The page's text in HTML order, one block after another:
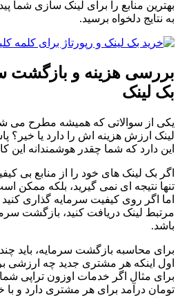
بهترین منابع را برای لینک سازی شما
به نتایج دلخواه برسید.
بررسی هزینه و بازگشت
بک لینک
یکی از سوالاتی که همیشه مطرح می
لینک ارزش هزینه اش را دارد یا خیر؟
این دارد که شما چقدر هوشمندانه این
اگر بک لینک های خود را از منابع بی
تنها نتیجه ای نمی گیرید، بلکه
اما اگر روی کیفیت سرمایه گذاری
مرتبط لینک دریافت کنید، بازگشت
باشد.
برای محاسبه بازگشت سرمایه، باید چند
اول اینکه هر مشتری جدید چه ارزشی
برای مثال اگر خدمات اوزون تراپی
تومان درآمد برای هر مشتری دارد و با